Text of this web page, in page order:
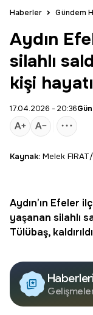
Haberler Gündem
Aydın
silahlı
kişi
17.04.2026 - 20:36
Kaynak: Melek
Aydın’ın Efeler
yaşanan silahlı
Tülübaş,
Edin